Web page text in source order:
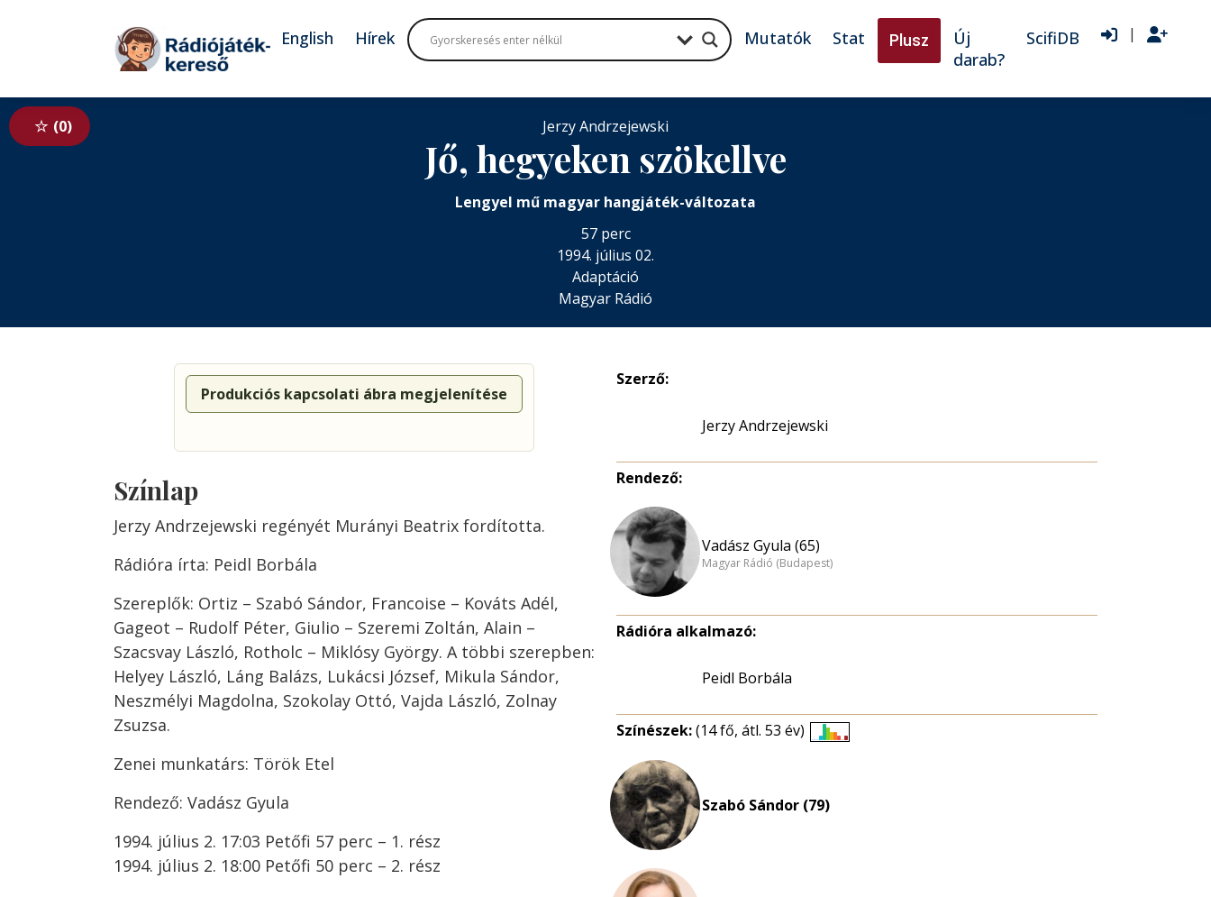
Tovább a tartalomhoz
English Hírek Mutatók Stat Plusz
Új
darab?
ScifiDB |
0 Jerzy Andrzejewski
Jő, hegyeken szökellve
Lengyel mű magyar hangjáték-változata
57 perc
1994. július 02.
Adaptáció
Magyar Rádió
Produkciós kapcsolati ábra megjelenítése
Színlap
Jerzy Andrzejewski regényét Murányi Beatrix fordította.
Rádióra írta: Peidl Borbála
Szereplők: Ortiz – Szabó Sándor, Francoise – Kováts Adél,
Gageot – Rudolf Péter, Giulio – Szeremi Zoltán, Alain –
Szacsvay László, Rotholc – Miklósy György. A többi szerepben:
Helyey László, Láng Balázs, Lukácsi József, Mikula Sándor,
Neszmélyi Magdolna, Szokolay Ottó, Vajda László, Zolnay
Zsuzsa.
Zenei munkatárs: Török Etel
Rendező: Vadász Gyula
1994. július 2. 17:03 Petőfi 57 perc – 1. rész
1994. július 2. 18:00 Petőfi 50 perc – 2. rész
Szerző:
Jerzy Andrzejewski
Rendező:
Vadász Gyula (65)
Magyar Rádió (Budapest)
Rádióra alkalmazó:
Peidl Borbála
Színészek:(14 fő, átl. 53 év)
Szabó Sándor (79)